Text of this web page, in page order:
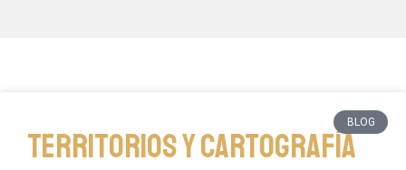
BLOG
Territorios y cartografía